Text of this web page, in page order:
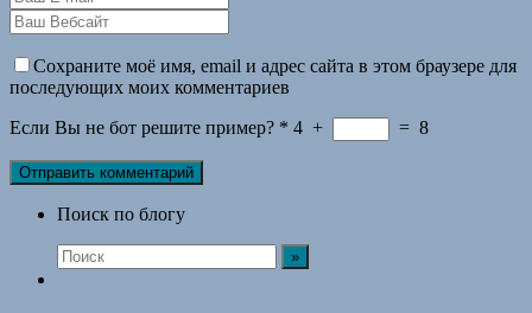
Сохраните моё имя, email и адрес сайта в этом браузере для
последующих моих комментариев
Если Вы не бот решите пример? * 4 + = 8
Поиск по блогу